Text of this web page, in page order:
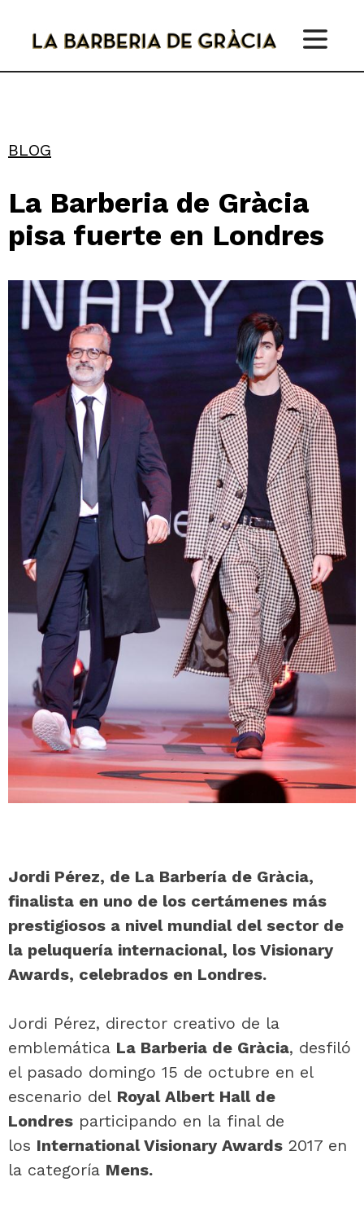
content
BLOG
La Barberia de Gràcia
pisa fuerte en Londres
Jordi Pérez, de La Barbería de Gràcia,
finalista en uno de los certámenes más
prestigiosos a nivel mundial del sector de
la peluquería internacional, los Visionary
Awards, celebrados en Londres.
Jordi Pérez, director creativo de la
emblemática La Barberia de Gràcia, desfiló
el pasado domingo 15 de octubre en el
escenario del Royal Albert Hall de
Londres participando en la final de
los International Visionary Awards 2017 en
la categoría Mens.